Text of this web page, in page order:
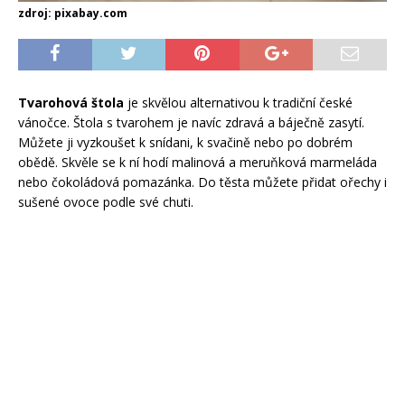
zdroj: pixabay.com
Tvarohová štola je skvělou alternativou k tradiční české
vánočce. Štola s tvarohem je navíc zdravá a báječně zasytí.
Můžete ji vyzkoušet k snídani, k svačině nebo po dobrém
obědě. Skvěle se k ní hodí malinová a meruňková marmeláda
nebo čokoládová pomazánka. Do těsta můžete přidat ořechy i
sušené ovoce podle své chuti.